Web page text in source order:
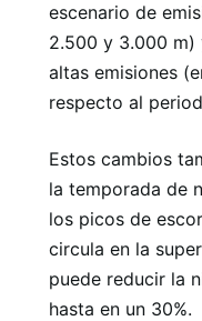
escenario de
2.500 y 3.000 m)
altas emisiones
respecto al
Estos cambios
la temporada de
los picos de
circula en la
puede reducir la
hasta en un 30%.